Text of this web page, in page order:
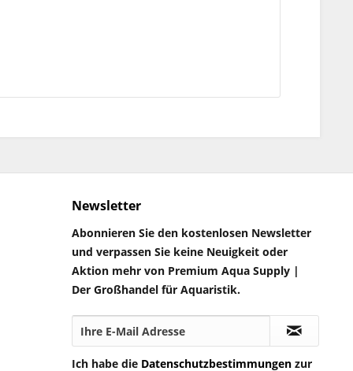
Newsletter
Abonnieren Sie den kostenlosen Newsletter
und verpassen Sie keine Neuigkeit oder
Aktion mehr von Premium Aqua Supply |
Der Großhandel für Aquaristik.
Ich habe die Datenschutzbestimmungen zur